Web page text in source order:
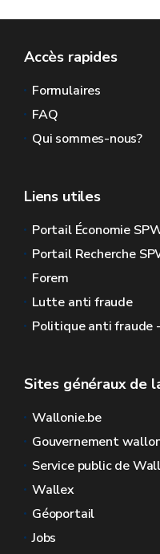
Accès rapides
Formulaires
FAQ
Qui sommes-nous?
Liens utiles
Portail Économie
Portail Recherche
Forem
Lutte anti fraude
Politique anti fraude -
Sites généraux de
Wallonie.be
Gouvernement
Service public de
Wallex
Géoportail
Jobs